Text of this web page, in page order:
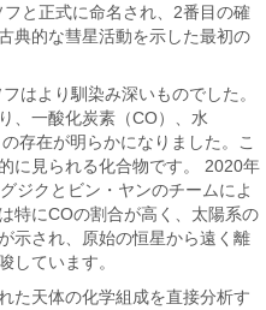
と正式に命名され、2番目の確
典的な彗星活動を示した最初の
はより馴染み深いものでした。
、一酸化炭素（CO）、水
存在が明らかになりました。こ
に見られる化合物です。 2020年
ジクとビン・ヤンのチームによ
特にCOの割合が高く、太陽系の
示され、原始の恒星から遠く離
しています。
た天体の化学組成を直接分析す